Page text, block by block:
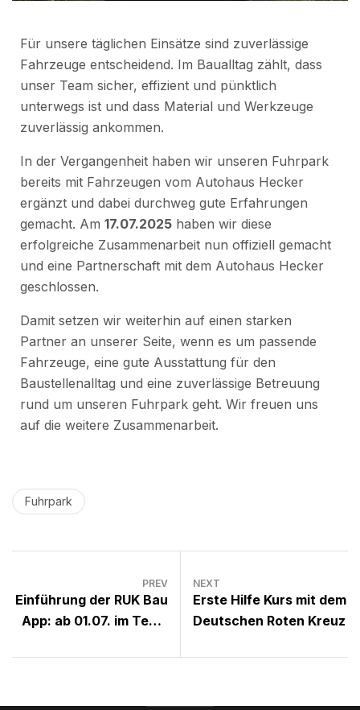
Für unsere täglichen Einsätze sind zuverlässige
Fahrzeuge entscheidend. Im Baualltag zählt, dass
unser Team sicher, effizient und pünktlich
unterwegs ist und dass Material und Werkzeuge
zuverlässig ankommen.
In der Vergangenheit haben wir unseren Fuhrpark
bereits mit Fahrzeugen vom Autohaus Hecker
ergänzt und dabei durchweg gute Erfahrungen
gemacht. Am 17.07.2025 haben wir diese
erfolgreiche Zusammenarbeit nun offiziell gemacht
und eine Partnerschaft mit dem Autohaus Hecker
geschlossen.
Damit setzen wir weiterhin auf einen starken
Partner an unserer Seite, wenn es um passende
Fahrzeuge, eine gute Ausstattung für den
Baustellenalltag und eine zuverlässige Betreuung
rund um unseren Fuhrpark geht. Wir freuen uns
auf die weitere Zusammenarbeit.
Fuhrpark
PREV
Einführung der RUK Bau
App: ab 01.07. im Team
NEXT
Erste Hilfe Kurs mit dem
Deutschen Roten Kreuz